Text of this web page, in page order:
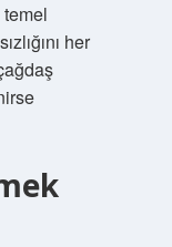
temel
her